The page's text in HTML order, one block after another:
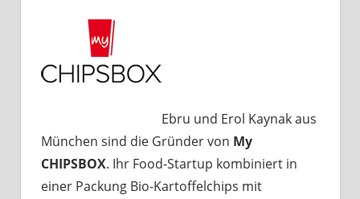
Ebru und Erol Kaynak aus
München sind die Gründer von My
CHIPSBOX. Ihr Food-Startup kombiniert in
einer Packung Bio-Kartoffelchips mit